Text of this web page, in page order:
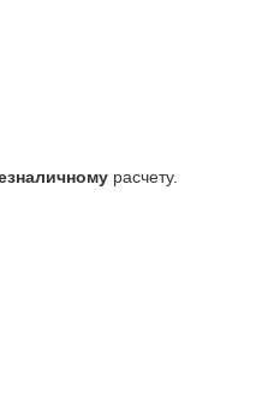
расчету.